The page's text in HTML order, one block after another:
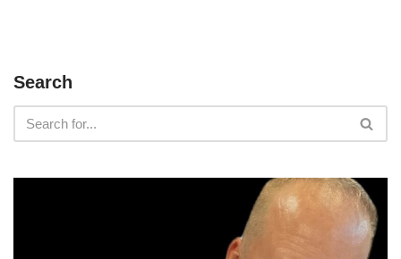
Search